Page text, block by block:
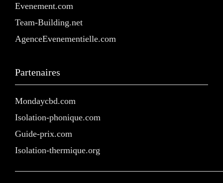
Evenement.com
Team-Building.net
AgenceEvenementielle.com
Partenaires
Mondaycbd.com
Isolation-phonique.com
Guide-prix.com
Isolation-thermique.org